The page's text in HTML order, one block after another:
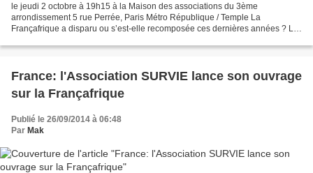
le jeudi 2 octobre à 19h15 à la Maison des associations du 3ème
arrondissement 5 rue Perrée, Paris Métro République / Temple La
Françafrique a disparu ou s’est-elle recomposée ces dernières années ? La
France: l'Association SURVIE lance son ouvrage
sur la Françafrique
Publié le 26/09/2014 à 06:48
Par Mak